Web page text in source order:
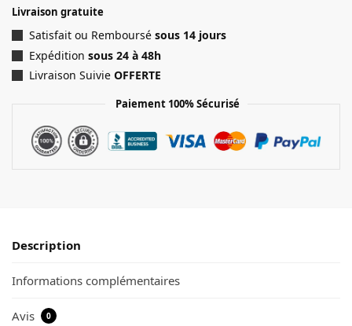
Livraison gratuite
Satisfait ou Remboursé sous 14 jours
Expédition sous 24 à 48h
Livraison Suivie OFFERTE
Paiement 100% Sécurisé
Description
Informations complémentaires
Avis 0